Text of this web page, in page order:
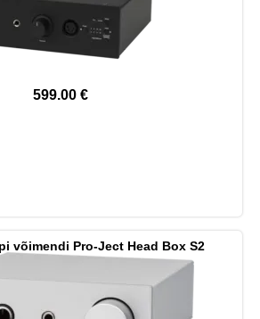
599.00 €
võimendi Pro-Ject Head Box S2